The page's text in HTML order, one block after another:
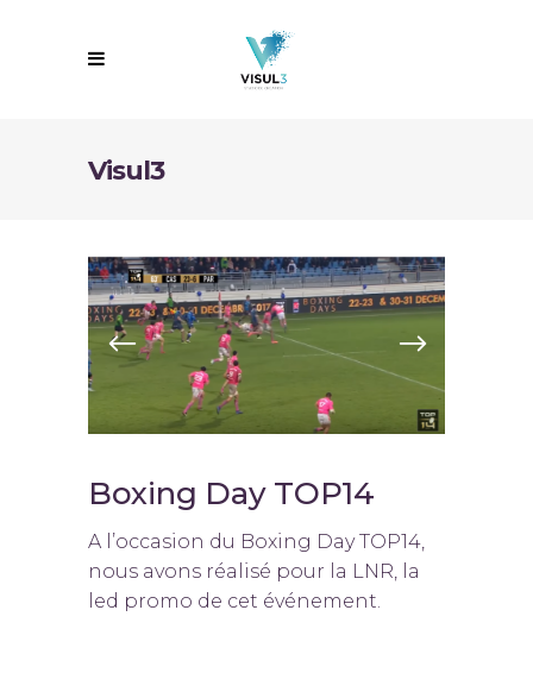
Visul3
Boxing Day TOP14
A l’occasion du Boxing Day TOP14,
nous avons réalisé pour la LNR, la
led promo de cet événement.